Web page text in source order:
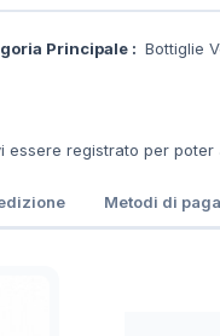
Principale : Bottiglie
essere registrato per
Metodi di